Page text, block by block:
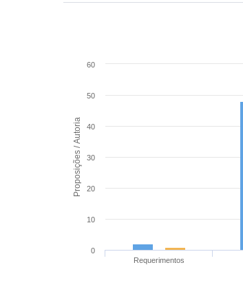
Proposições / Autoria
Requerimentos
0
10
20
30
40
50
60